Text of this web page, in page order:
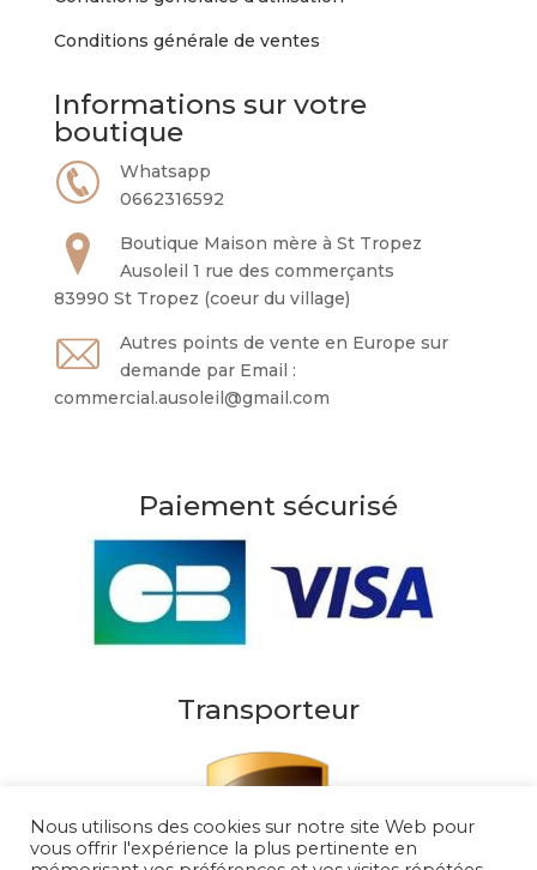
Conditions générale de ventes
Informations sur votre
boutique
Whatsapp
0662316592
Boutique Maison mère à St Tropez
Ausoleil 1 rue des commerçants
83990 St Tropez (coeur du village)
Autres points de vente en Europe sur
demande par Email :
commercial.ausoleil@gmail.com
Paiement sécurisé
Transporteur
Nous utilisons des cookies sur notre site Web pour
vous offrir l'expérience la plus pertinente en